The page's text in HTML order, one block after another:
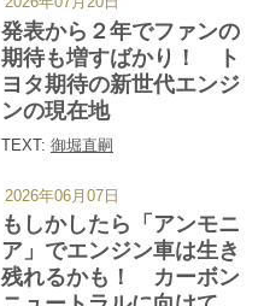
発表から２年でファンの
期待も増すばかり！ ト
ヨタ期待の新世代エンジ
ンの現在地
TEXT: 御堀直嗣
もしかしたら「アンモニ
ア」でエンジン車は生き
残れるかも！ カーボン
2026年06月07日